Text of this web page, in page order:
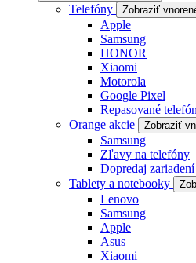
Telefóny Zobraziť
Apple
Samsung
HONOR
Xiaomi
Motorola
Google Pixel
Repasované
Orange akcie
Zobraziť
Samsung
Zľavy na telefóny
Dopredaj zariadení
Tablety a notebooky
Lenovo
Samsung
Apple
Asus
Xiaomi